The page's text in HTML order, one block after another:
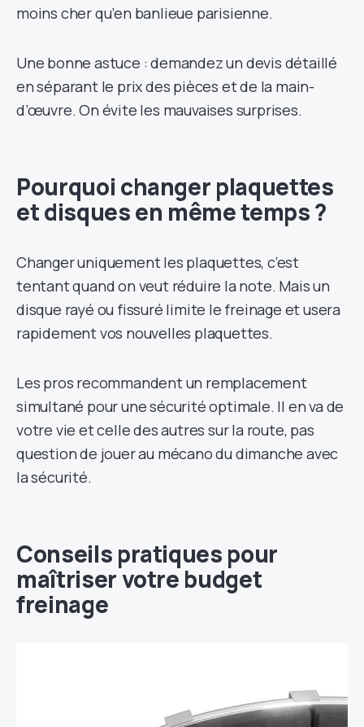
moins cher qu’en banlieue parisienne.
Une bonne astuce : demandez un devis détaillé
en séparant le prix des pièces et de la main-
d’œuvre. On évite les mauvaises surprises.
Pourquoi changer plaquettes
et disques en même temps ?
Changer uniquement les plaquettes, c’est
tentant quand on veut réduire la note. Mais un
disque rayé ou fissuré limite le freinage et usera
rapidement vos nouvelles plaquettes.
Les pros recommandent un remplacement
simultané pour une sécurité optimale. Il en va de
votre vie et celle des autres sur la route, pas
question de jouer au mécano du dimanche avec
la sécurité.
Conseils pratiques pour
maîtriser votre budget
freinage